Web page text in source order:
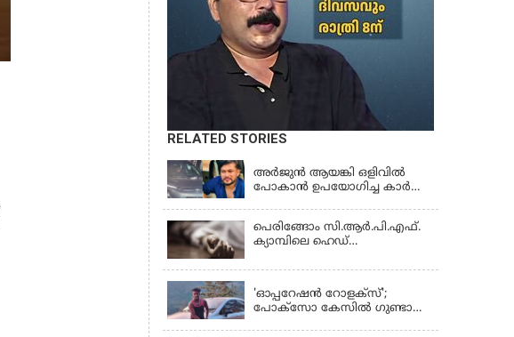
RELATED STORIES
KERALA
അർജുൻ ആയങ്കി ഒളിവിൽ
പോകാൻ ഉപയോഗിച്ച കാർ
അർജുന്റെ ഭാര്യ
പെരിങ്ങോം സി.ആർ.പി.എഫ്.
ക്യാമ്പിലെ ഹെഡ്
മരിച്ച നിലയിൽ
'ഓപ്പറേഷൻ റോളക്സ്';
പോക്സോ കേസിൽ ഗുണ്ടാ